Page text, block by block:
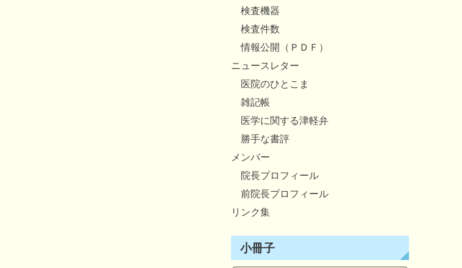
検査機器
検査件数
情報公開（ＰＤＦ）
ニュースレター
医院のひとこま
雑記帳
医学に関する津軽弁
勝手な書評
メンバー
院長プロフィール
前院長プロフィール
リンク集
小冊子